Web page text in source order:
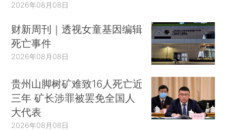
2026年08月08日
财新周刊｜透视女童基因编辑
死亡事件
2026年08月08日
贵州山脚树矿难致16人死亡近
三年 矿长涉罪被罢免全国人
大代表
2026年08月08日